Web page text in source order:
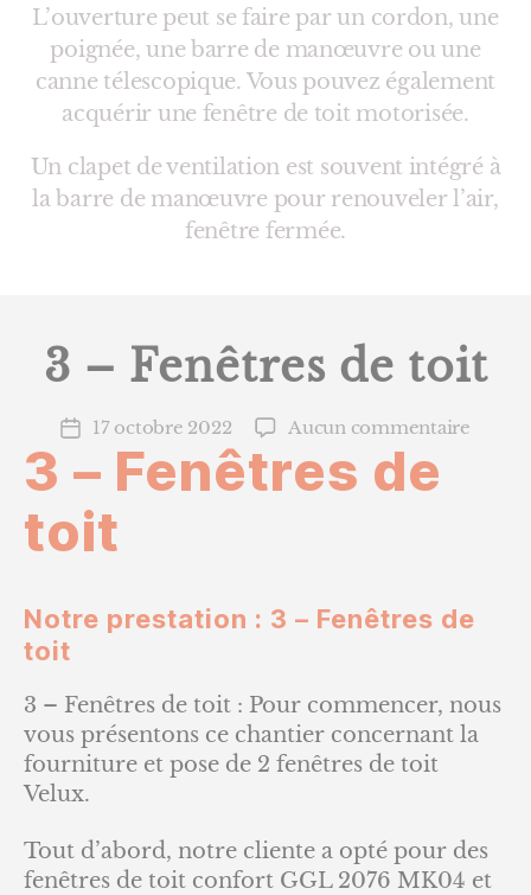
L’ouverture peut se faire par un cordon, une
poignée, une barre de manœuvre ou une
canne télescopique. Vous pouvez également
acquérir une fenêtre de toit motorisée.
Un clapet de ventilation est souvent intégré à
la barre de manœuvre pour renouveler l’air,
fenêtre fermée.
3 – Fenêtres de toit
Date
l’article
17 octobre 2022 Aucun commentairesur
3 – Fenêtres de
toit
Notre prestation : 3 – Fenêtres de
toit
3 – Fenêtres de toit : Pour commencer, nous
vous présentons ce chantier concernant la
fourniture et pose de 2 fenêtres de toit
Velux.
Tout d’abord, notre cliente a opté pour des
fenêtres de toit confort GGL 2076 MK04 et